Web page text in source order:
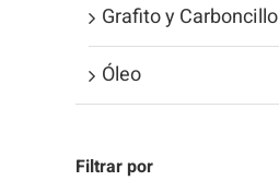
Grafito y Carboncillo
Óleo
Filtrar por